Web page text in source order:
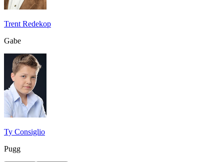
Trent Redekop
Gabe
Ty Consiglio
Pugg